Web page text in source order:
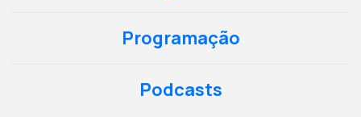
Programação
Podcasts